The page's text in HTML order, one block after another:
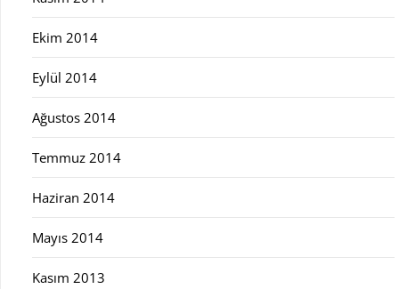
Ekim 2014
Eylül 2014
Ağustos 2014
Temmuz 2014
Haziran 2014
Mayıs 2014
Kasım 2013